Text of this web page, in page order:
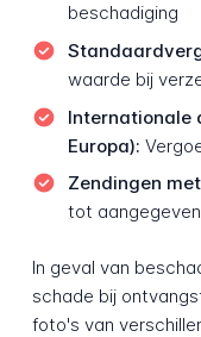
beschadiging
waarde bij
Internationale
Europa):
Zendingen
tot
In geval van
schade bij
foto's van